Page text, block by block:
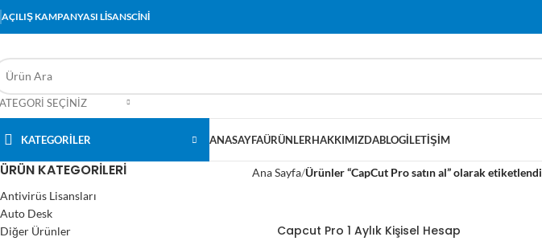
AÇILIŞ KAMPANYASI LİSANSCİNİ
SEÇINIZ
KATEGORİLER ANASAYFAÜRÜNLERHAKKIMIZDABLOGİLETIŞIM
ÜRÜN KATEGORILERI
Antivirüs Lisansları
Auto Desk
Diğer Ürünler
Ana Sayfa Ürünler “CapCut Pro satın al” olarak etiketlendi
SEPETE EKLE
Capcut Pro 1 Aylık Kişisel Hesap